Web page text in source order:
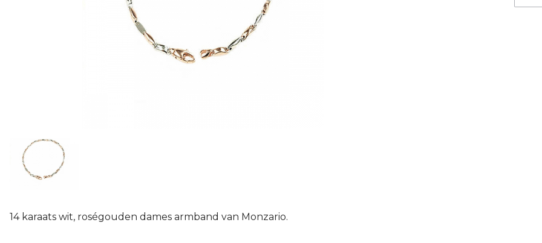
14 karaats wit, roségouden dames armband van Monzario.